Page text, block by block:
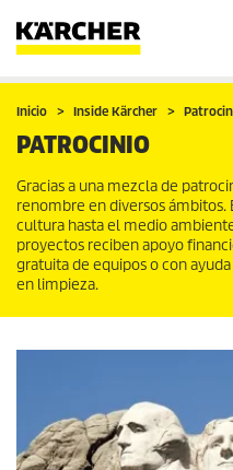
Inicio Inside Kärcher
PATROCINIO
Gracias a una mezcla de
renombre en diversos ámbitos.
cultura hasta el medio
proyectos reciben apoyo
gratuita de equipos o con
en limpieza.